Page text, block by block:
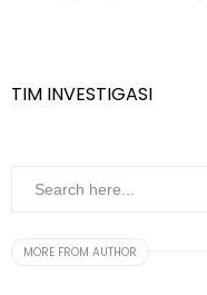
TIM INVESTIGASI
MORE FROM AUTHOR